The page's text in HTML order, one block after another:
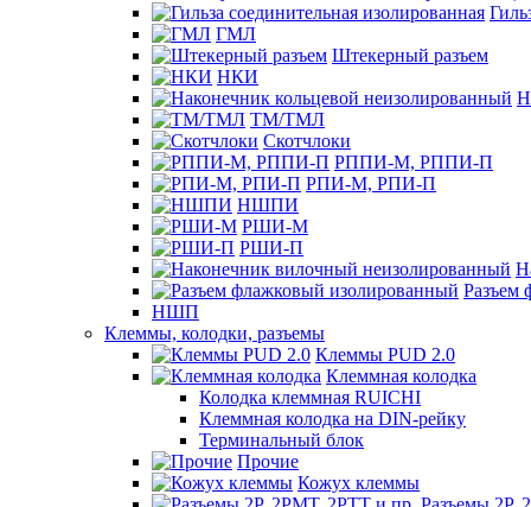
ГМЛ
Штекерный разъем
НКИ
ТМ/ТМЛ
Скотчлоки
РППИ-М, РППИ-П
РПИ-М, РПИ-П
НШПИ
РШИ-М
РШИ-П
Разъем
НШП
Клеммы, колодки, разъемы
Клеммы PUD 2.0
Клеммная колодка
Колодка клеммная RUICHI
Клеммная колодка на DIN-рейку
Терминальный блок
Прочие
Кожух клеммы